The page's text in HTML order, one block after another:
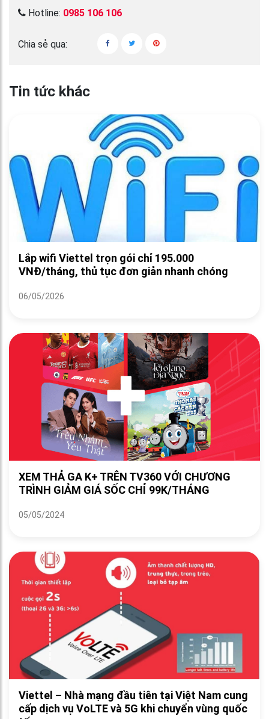
Hotline: 0985 106 106
Chia sẻ qua:
Tin tức khác
Lắp wifi Viettel trọn gói chỉ 195.000
VNĐ/tháng, thủ tục đơn giản nhanh chóng
06/05/2026
XEM THẢ GA K+ TRÊN TV360 VỚI CHƯƠNG
TRÌNH GIẢM GIÁ SỐC CHỈ 99K/THÁNG
05/05/2024
Viettel – Nhà mạng đầu tiên tại Việt Nam cung
cấp dịch vụ VoLTE và 5G khi chuyển vùng quốc